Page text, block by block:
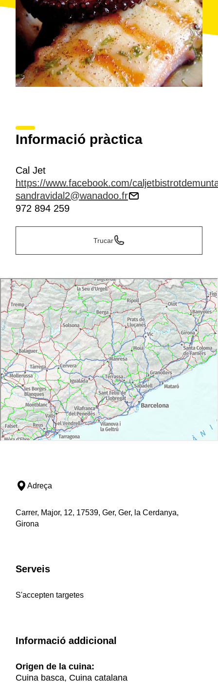
Informació pràctica
Cal Jet
https://www.facebook.com/
sandravidal2@wanadoo.fr
972 894 259
Trucar
Adreça
Carrer, Major, 12, 17539, Ger, Ger, la Cerdanya,
Girona
Serveis
S'accepten targetes
Informació addicional
Origen de la cuina:
Cuina basca, Cuina catalana